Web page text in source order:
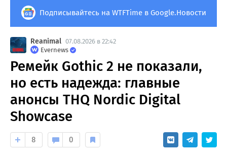
Подписывайтесь на WTFTime в Google.Новости
Reanimal 07.08.2026 в 22:42
Evernews
Ремейк Gothic 2 не показали,
но есть надежда: главные
анонсы THQ Nordic Digital
Showcase
8 0